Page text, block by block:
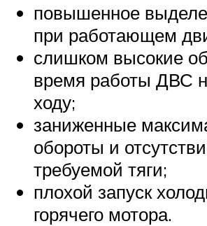
повышенное
при работающем
слишком высокие
время работы ДВС
ходу;
заниженные
обороты и
требуемой тяги;
плохой запуск
горячего мотора.